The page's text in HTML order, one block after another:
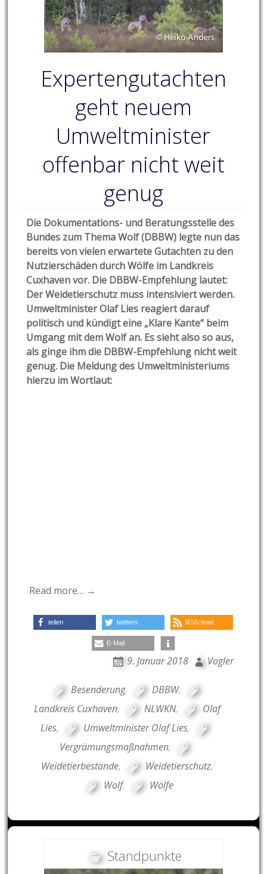
Expertengutachten
geht neuem
Umweltminister
offenbar nicht weit
genug
Die Dokumentations- und Beratungsstelle des
Bundes zum Thema Wolf (DBBW) legte nun das
bereits von vielen erwartete Gutachten zu den
Nutzierschäden durch Wölfe im Landkreis
Cuxhaven vor. Die DBBW-Empfehlung lautet:
Der Weidetierschutz muss intensiviert werden.
Umweltminister Olaf Lies reagiert darauf
politisch und kündigt eine „Klare Kante“ beim
Umgang mit dem Wolf an. Es sieht also so aus,
als ginge ihm die DBBW-Empfehlung nicht weit
genug. Die Meldung des Umweltministeriums
hierzu im Wortlaut:
Read more… →
teilen twittern RSS-feed
E-Mail
9. Januar 2018 Vogler
Besenderung, DBBW,
Landkreis Cuxhaven, NLWKN,
Olaf
Lies, Umweltminister Olaf Lies,
Vergrämungsmaßnahmen,
Weidetierbestände, Weidetierschutz,
Wolf, Wölfe
Standpunkte